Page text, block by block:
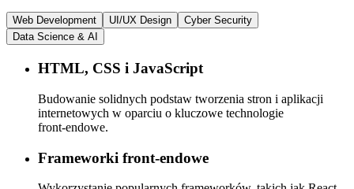
Web Development UI/UX Design
Cyber Security
Data Science & AI
HTML, CSS i JavaScript
Budowanie solidnych podstaw tworzenia stron i aplikacji
internetowych w oparciu o kluczowe technologie
front‑endowe.
Frameworki front‑endowe